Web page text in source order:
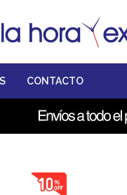
CONTACTO